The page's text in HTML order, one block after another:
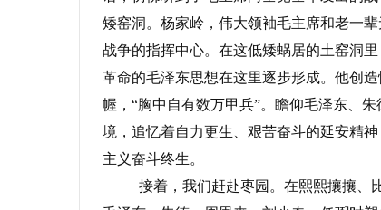
矮窑洞。杨家岭，伟大领袖毛主席和老一
战争的指挥中心。在这低矮蜗居的土窑洞
革命的毛泽东思想在这里逐步形成。他创
幄，“胸中自有数万甲兵”。瞻仰毛泽东、
境，追忆着自力更生、艰苦奋斗的延安精
主义奋斗终生。
接着，我们赶赴枣园。在熙熙攘攘、